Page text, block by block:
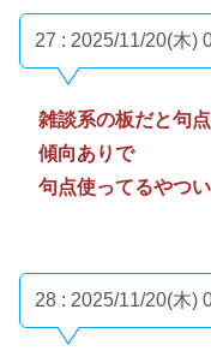
27 : 2025/11/20(木)
雑談系の板だと句
傾向ありで
句点使ってるやつ
28 : 2025/11/20(木)